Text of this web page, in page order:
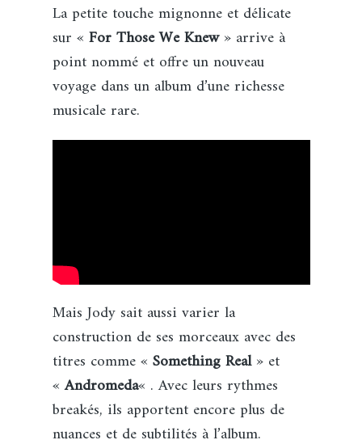
La petite touche mignonne et délicate
sur « For Those We Knew» arrive à
point nommé et offre un nouveau
voyage dans un album d’une richesse
musicale rare.
Mais Jody sait aussi varier la
construction de ses morceaux avec des
titres comme « Something Real» et
«Andromeda« . Avec leurs rythmes
breakés, ils apportent encore plus de
nuances et de subtilités à l’album.